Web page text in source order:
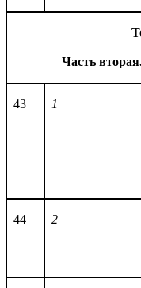
Часть
43 1
44 2